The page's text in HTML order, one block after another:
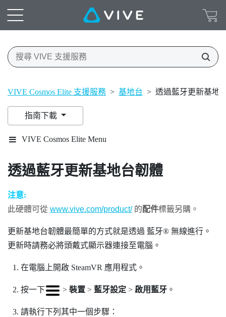
VIVE Cosmos Elite 支援服務 > 基地台 > 透過藍牙更新基地
指南下載
VIVE Cosmos Elite Menu
透過藍牙更新基地台韌體
注意:
此硬體可從 www.vive.com/product/的配件標籤另購。
更新基地台韌體最簡單的方式就是透過 藍牙® 無線進行。
更新時請務必將頭戴式顯示器連接至電腦。
在電腦上開啟 SteamVR 應用程式。
按一下 > 裝置> 藍牙設定> 啟用藍牙。
請執行下列其中一個步驟：